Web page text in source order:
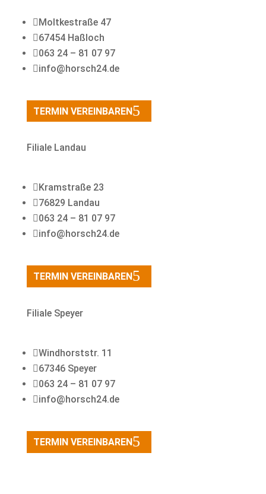
Moltkestraße 47
67454 Haßloch
063 24 – 81 07 97
info@horsch24.de
TERMIN VEREINBAREN
Filiale Landau
 Kramstraße 23
76829 Landau
063 24 – 81 07 97
info@horsch24.de
TERMIN VEREINBAREN
Filiale Speyer
Windhorststr. 11
67346 Speyer
063 24 – 81 07 97
info@horsch24.de
TERMIN VEREINBAREN